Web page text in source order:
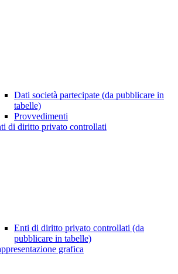
Dati società partecipate (da pubblicare in
tabelle)
Provvedimenti
di diritto privato controllati
Enti di diritto privato controllati (da
pubblicare in tabelle)
grafica